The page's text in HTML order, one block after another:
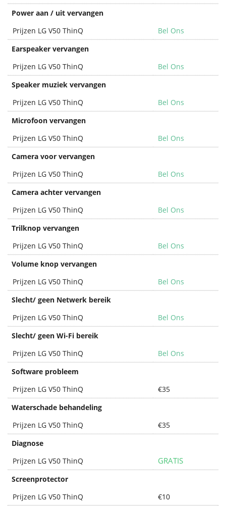
Power aan / uit vervangen
Prijzen LG V50 ThinQ
Bel Ons
Earspeaker vervangen
Prijzen LG V50 ThinQ
Bel Ons
Speaker muziek vervangen
Prijzen LG V50 ThinQ
Bel Ons
Microfoon vervangen
Prijzen LG V50 ThinQ
Bel Ons
Camera voor vervangen
Prijzen LG V50 ThinQ
Bel Ons
Camera achter vervangen
Prijzen LG V50 ThinQ
Bel Ons
Trilknop vervangen
Prijzen LG V50 ThinQ
Bel Ons
Volume knop vervangen
Prijzen LG V50 ThinQ
Bel Ons
Slecht/ geen Netwerk bereik
Prijzen LG V50 ThinQ
Bel Ons
Slecht/ geen Wi-Fi bereik
Prijzen LG V50 ThinQ
Bel Ons
Software probleem
Prijzen LG V50 ThinQ
€35
Waterschade behandeling
Prijzen LG V50 ThinQ
€35
Diagnose
Prijzen LG V50 ThinQ
GRATIS
Screenprotector
Prijzen LG V50 ThinQ
€10